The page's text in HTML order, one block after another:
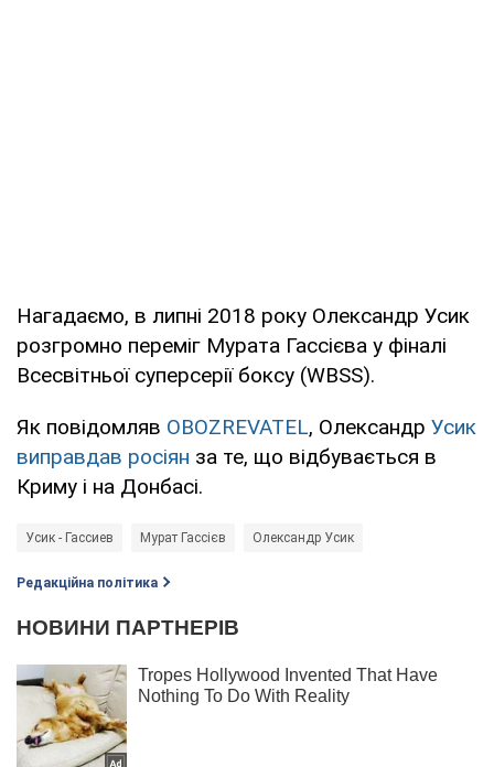
Нагадаємо, в липні 2018 року Олександр Усик
розгромно переміг Мурата Гассієва у фіналі
Всесвітньої суперсерії боксу (WBSS).
Як повідомляв OBOZREVATEL, Олександр Усик
виправдав росіян за те, що відбувається в
Криму і на Донбасі.
Усик - Гассиев Мурат Гассієв Олександр Усик
Редакційна політика